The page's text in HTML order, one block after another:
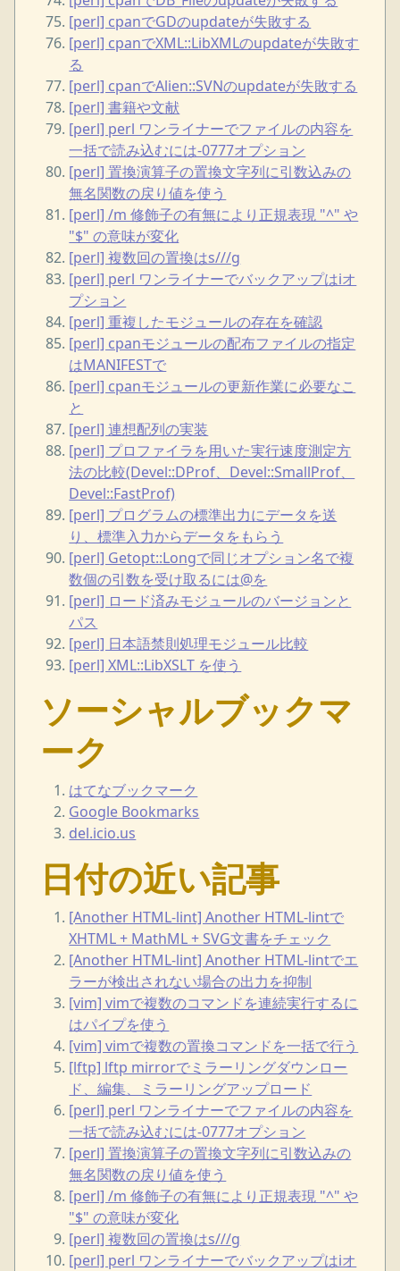
[perl] cpanでGDのupdateが失敗する
[perl] cpanでXML::LibXMLのupdateが失敗す
る
[perl] cpanでAlien::SVNのupdateが失敗する
[perl] 書籍や文献
[perl] perl ワンライナーでファイルの内容を
一括で読み込むには-0777オプション
[perl] 置換演算子の置換文字列に引数込みの
無名関数の戻り値を使う
[perl] /m 修飾子の有無により正規表現 "^" や
"$" の意味が変化
[perl] 複数回の置換はs///g
[perl] perl ワンライナーでバックアップはiオ
プション
[perl] 重複したモジュールの存在を確認
[perl] cpanモジュールの配布ファイルの指定
はMANIFESTで
[perl] cpanモジュールの更新作業に必要なこ
と
[perl] 連想配列の実装
[perl] プロファイラを用いた実行速度測定方
法の比較(Devel::DProf、Devel::SmallProf、
Devel::FastProf)
[perl] プログラムの標準出力にデータを送
り、標準入力からデータをもらう
[perl] Getopt::Longで同じオプション名で複
数個の引数を受け取るには@を
[perl] ロード済みモジュールのバージョンと
パス
[perl] 日本語禁則処理モジュール比較
[perl] XML::LibXSLT を使う
ソーシャルブックマ
ーク
はてなブックマーク
Google Bookmarks
del.icio.us
日付の近い記事
[Another HTML-lint] Another HTML-lintで
XHTML + MathML + SVG文書をチェック
[Another HTML-lint] Another HTML-lintでエ
ラーが検出されない場合の出力を抑制
[vim] vimで複数のコマンドを連続実行するに
はパイプを使う
[vim] vimで複数の置換コマンドを一括で行う
[lftp] lftp mirrorでミラーリングダウンロー
ド、編集、ミラーリングアップロード
[perl] perl ワンライナーでファイルの内容を
一括で読み込むには-0777オプション
[perl] 置換演算子の置換文字列に引数込みの
無名関数の戻り値を使う
[perl] /m 修飾子の有無により正規表現 "^" や
"$" の意味が変化
[perl] 複数回の置換はs///g
[perl] perl ワンライナーでバックアップはiオ